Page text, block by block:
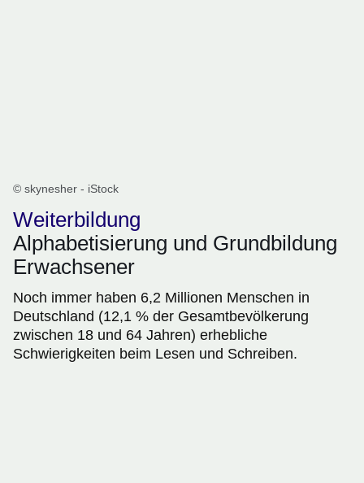
© skynesher - iStock
Weiterbildung
Alphabetisierung und Grundbildung
Erwachsener
Noch immer haben 6,2 Millionen Menschen in
Deutschland (12,1 % der Gesamtbevölkerung
zwischen 18 und 64 Jahren) erhebliche
Schwierigkeiten beim Lesen und Schreiben.